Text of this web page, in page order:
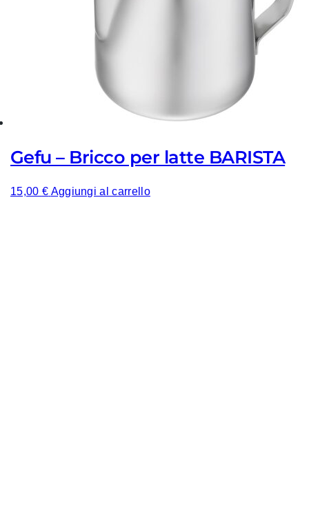
Gefu – Bricco per latte BARISTA
15,00 € Aggiungi al carrello